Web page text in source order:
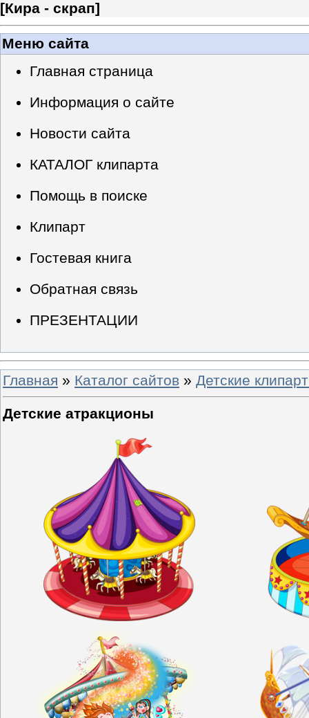
[Кира - скрап]
Меню сайта
Главная страница
Информация о сайте
Новости сайта
КАТАЛОГ клипарта
Помощь в поиске
Клипарт
Гостевая книга
Обратная связь
ПРЕЗЕНТАЦИИ
Главная » Каталог сайтов » Детские
Детские атракционы